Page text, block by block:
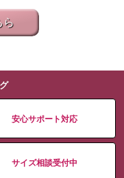
ら
安心サポート対応
サイズ相談受付中